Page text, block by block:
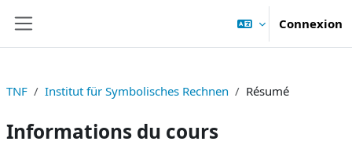
Connexion
TNF Institut für Symbolisches Rechnen Résumé
Informations du cours